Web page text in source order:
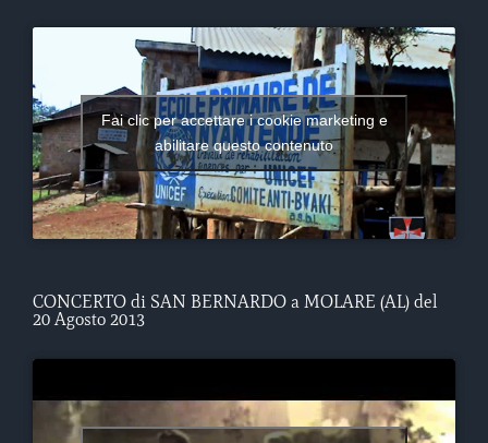
Fai clic per accettare i cookie marketing e
abilitare questo contenuto
CONCERTO di SAN BERNARDO a MOLARE (AL) del
20 Agosto 2013